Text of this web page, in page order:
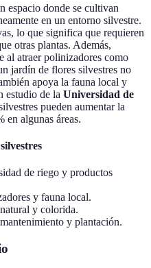
espacio donde se cultivan
en un entorno silvestre.
lo que significa que requieren
otras plantas. Además,
al atraer polinizadores como
jardín de flores silvestres no
apoya la fauna local y
estudio de la Universidad de
pueden aumentar la
en algunas áreas.
de riego y productos
y fauna local.
y colorida.
y plantación.